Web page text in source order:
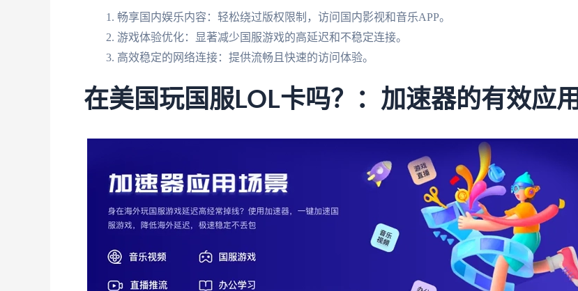
畅享国内娱乐内容：轻松绕过版权限制，访问国内影视和音乐APP。
游戏体验优化：显著减少国服游戏的高延迟和不稳定连接。
高效稳定的网络连接：提供流畅且快速的访问体验。
在美国玩国服LOL卡吗？：加速器的有效应用